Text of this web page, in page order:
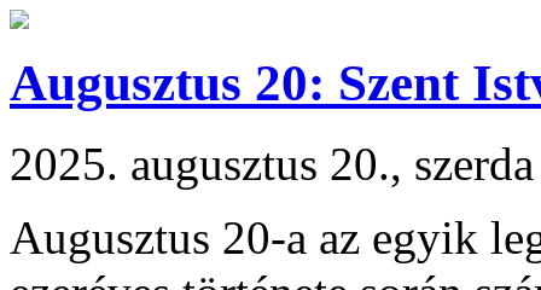
Augusztus 20: Szent
2025. augusztus 20.,
Augusztus 20-a az egyik